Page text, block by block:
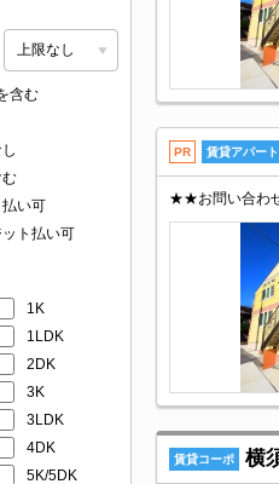
含む
む
い可
ト払い可
1K
1LDK
2DK
3K
3LDK
4DK
5K/5DK
PR 賃貸アパート
★★お問い合わ
賃貸コーポ 横